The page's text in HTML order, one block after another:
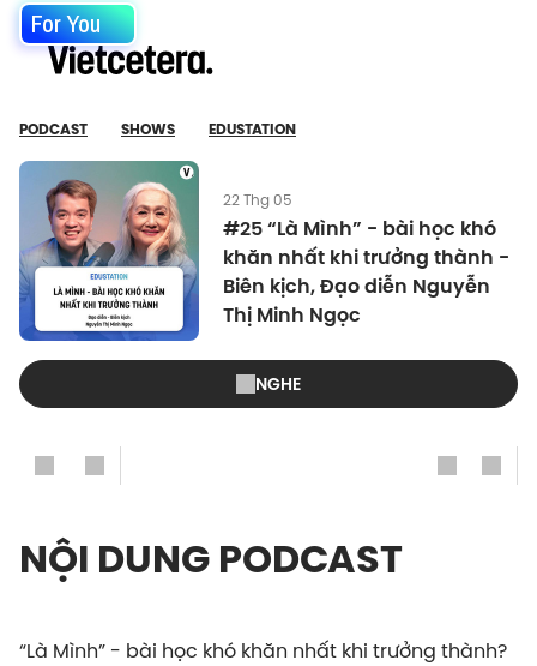
For You
PODCAST SHOWS EDUSTATION
22 Thg 05
#25 “Là Mình” - bài học khó
khăn nhất khi trưởng thành -
Biên kịch, Đạo diễn Nguyễn
Thị Minh Ngọc
NGHE
NỘI DUNG PODCAST
“Là Mình” - bài học khó khăn nhất khi trưởng thành?